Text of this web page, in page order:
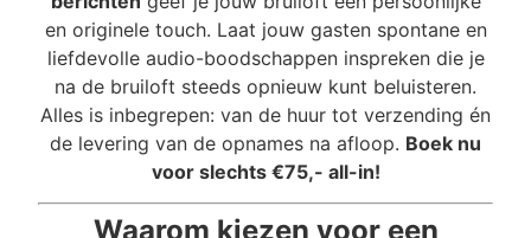
en originele touch. Laat jouw gasten spontane en
liefdevolle audio-boodschappen inspreken die je
na de bruiloft steeds opnieuw kunt beluisteren.
Alles is inbegrepen: van de huur tot verzending én
de levering van de opnames na afloop. Boek nu
voor slechts €75,- all-in!
Waarom kiezen voor een